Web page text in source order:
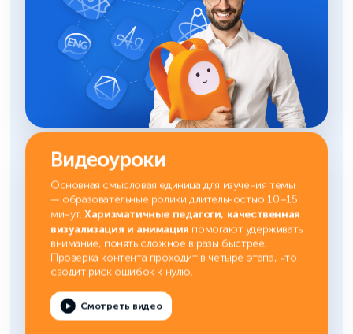
Видеоуроки
Основная смысловая единица для изучения темы
— образовательные ролики длительностью 10–15
минут.Харизматичные педагоги, качественная
визуализация и анимация помогают удерживать
внимание, понять сложное в разы быстрее.
Проверка контента проходит в четыре этапа, что
сводит риск ошибок к нулю.
Смотреть видео